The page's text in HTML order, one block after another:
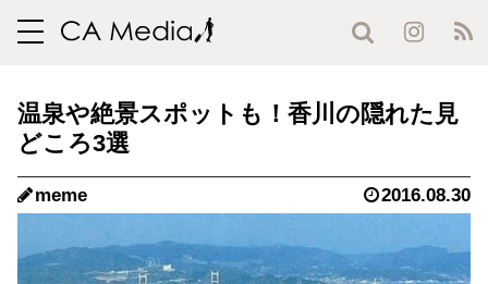
toggle
温泉や絶景スポットも！香川の隠れた見
どころ3選
meme 2016.08.30